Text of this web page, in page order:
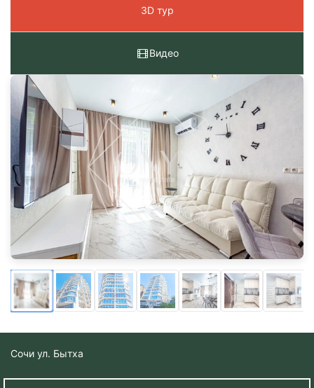
3D тур
Видео
Сочи ул. Бытха